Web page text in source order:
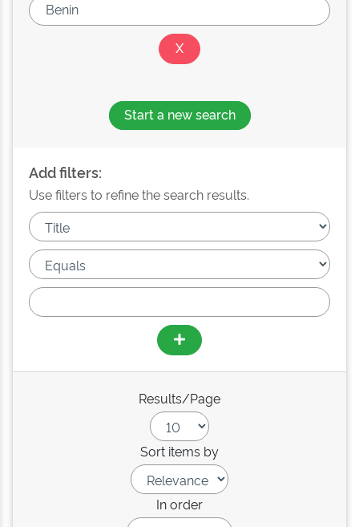
Start a new search
Add filters:
Use filters to refine the search results.
Results/Page
Sort items by
In order